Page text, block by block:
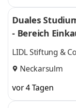
Duales
- Bereich
LIDL Stiftung &
Neckarsulm
vor 4 Tagen